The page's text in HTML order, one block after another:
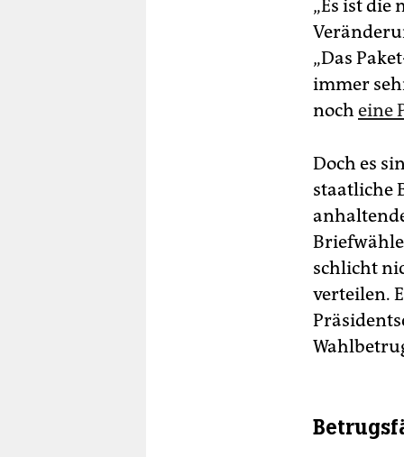
„Es ist die
„Das
immer
noch eine
Doch es
staatliche
schlicht
verteilen.